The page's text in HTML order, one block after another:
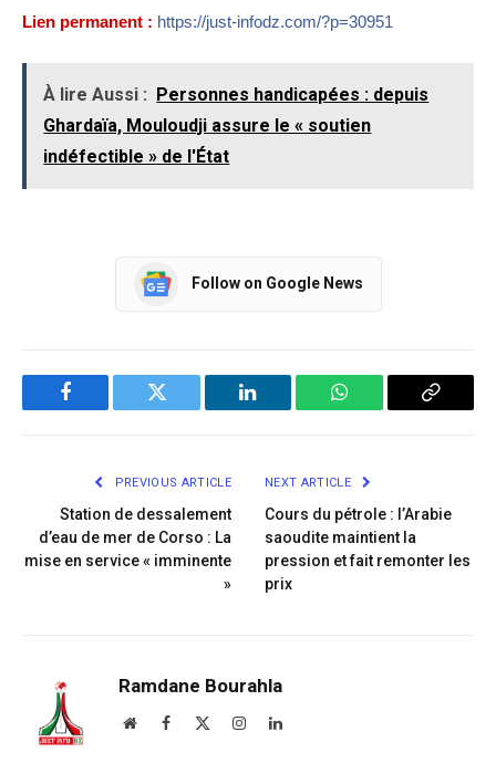
Lien permanent : https://just-infodz.com/?p=30951
À lire Aussi : Personnes handicapées : depuis
Ghardaïa, Mouloudji assure le « soutien
indéfectible » de l'État
Follow on Google News
Facebook Twitter LinkedIn WhatsApp Copy
PREVIOUS ARTICLE
Station de dessalement
d’eau de mer de Corso : La
mise en service « imminente
»
NEXT ARTICLE
Cours du pétrole : l’Arabie
saoudite maintient la
pression et fait remonter les
prix
Ramdane Bourahla
WebsiteFacebook InstagramLinkedIn